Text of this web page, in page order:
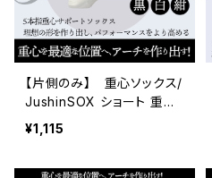
【片側のみ】 重心ソックス/
JushinSOX ショート 重心
を最適な位置へ、アーチを
作り出して、姿勢の改善をサ
¥1,115